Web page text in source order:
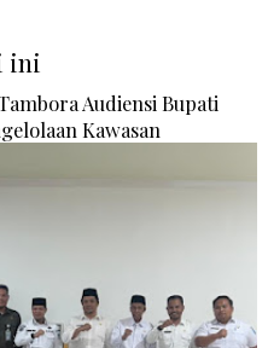
ini
Audiensi Bupati
Kawasan